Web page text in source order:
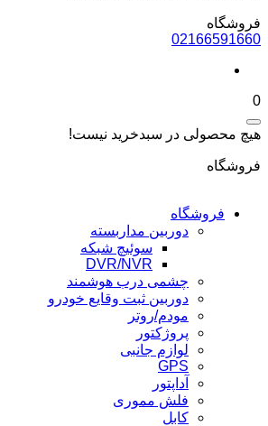
فروشگاه
02166591660
0
هیچ محصولی در سبدخرید نیست!
فروشگاه
فروشگاه
دوربین مداربسته
سوئیچ شبکه
DVR/NVR
چشمی درب هوشمند
دوربین ثبت وقایع خودرو
مودم/روتر
پروژکتور
لوازم جانبی
GPS
آداپتور
فلش مموری
کابل